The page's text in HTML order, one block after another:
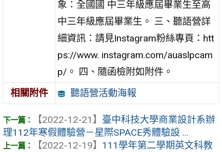
象：全國國 中三年級應屆畢業生至高
中三年級應屆畢業生。 三、聽語營詳
細資訊：請見Instagram粉絲專頁：htt
ps://www. instagram.com/auaslpcam
p/。 四、隨函檢附如附件。
相關附件
聽語營活動海報
【2022-12-21】 臺中科技大學商業設計系辦
理112年寒假體驗營－星際SPACE秀體驗設 ...
【2022-12-19】 111學年第二學期英文科教